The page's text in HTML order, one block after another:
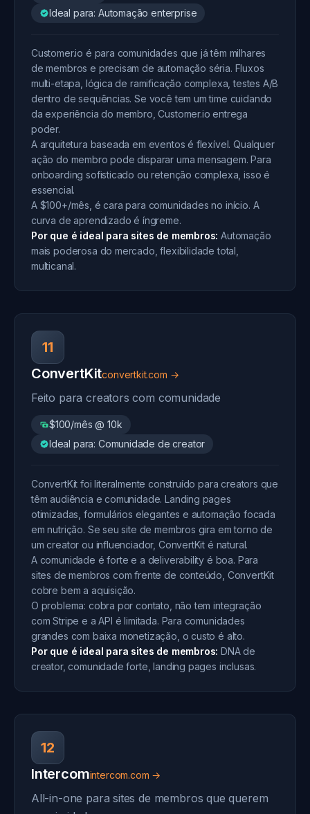
Ideal para: Automação enterprise
Customer.io é para comunidades que já têm milhares
de membros e precisam de automação séria. Fluxos
multi-etapa, lógica de ramificação complexa, testes A/B
dentro de sequências. Se você tem um time cuidando
da experiência do membro, Customer.io entrega
poder.
A arquitetura baseada em eventos é flexível. Qualquer
ação do membro pode disparar uma mensagem. Para
onboarding sofisticado ou retenção complexa, isso é
essencial.
A $100+/mês, é cara para comunidades no início. A
curva de aprendizado é íngreme.
Por que é ideal para sites de membros: Automação
mais poderosa do mercado, flexibilidade total,
multicanal.
11
ConvertKitconvertkit.com →
Feito para creators com comunidade
$100/mês @ 10k
Ideal para: Comunidade de creator
ConvertKit foi literalmente construído para creators que
têm audiência e comunidade. Landing pages
otimizadas, formulários elegantes e automação focada
em nutrição. Se seu site de membros gira em torno de
um creator ou influenciador, ConvertKit é natural.
A comunidade é forte e a deliverability é boa. Para
sites de membros com frente de conteúdo, ConvertKit
cobre bem a aquisição.
O problema: cobra por contato, não tem integração
com Stripe e a API é limitada. Para comunidades
grandes com baixa monetização, o custo é alto.
Por que é ideal para sites de membros: DNA de
creator, comunidade forte, landing pages inclusas.
12
Intercomintercom.com →
All-in-one para sites de membros que querem